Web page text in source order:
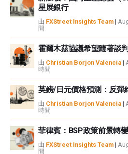
星展銀行
由 FXStreet Insights Team |
間
霍爾木茲協議希望隨著談
由 Christian Borjon Valencia |
時間
英鎊/日元價格預測：反彈
由 Christian Borjon Valencia |
時間
菲律賓：BSP政策前景轉
由 FXStreet Insights Team |
間